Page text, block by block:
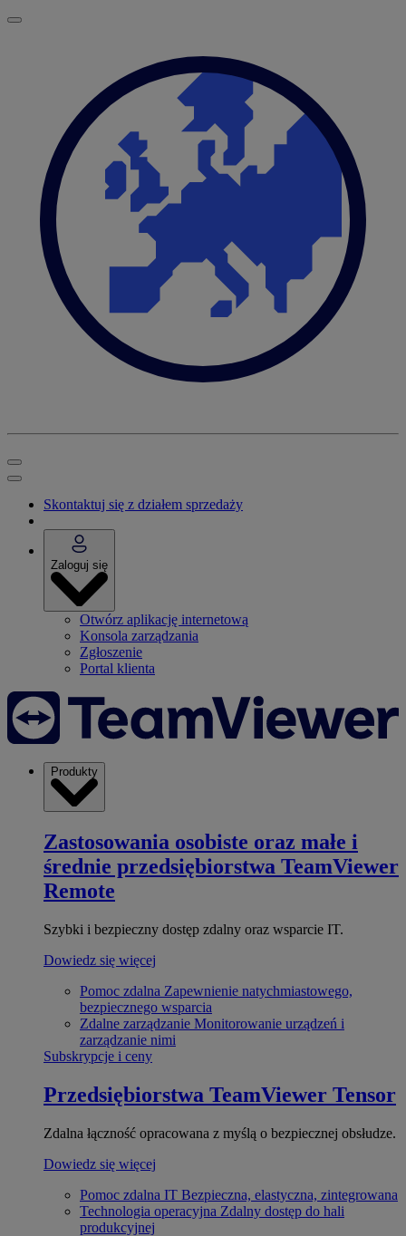
Skontaktuj się z działem sprzedaży
Zaloguj się
Otwórz aplikację internetową
Konsola zarządzania
Zgłoszenie
Portal klienta
Produkty
Zastosowania osobiste oraz małe i
średnie przedsiębiorstwa TeamViewer
Remote
Szybki i bezpieczny dostęp zdalny oraz wsparcie IT.
Dowiedz się więcej
Pomoc zdalna Zapewnienie natychmiastowego,
bezpiecznego wsparcia
Zdalne zarządzanie Monitorowanie urządzeń i
zarządzanie nimi
Subskrypcje i ceny
Przedsiębiorstwa TeamViewer Tensor
Zdalna łączność opracowana z myślą o bezpiecznej obsłudze.
Dowiedz się więcej
Pomoc zdalna IT Bezpieczna, elastyczna, zintegrowana
Technologia operacyjna Zdalny dostęp do hali
produkcyjnej